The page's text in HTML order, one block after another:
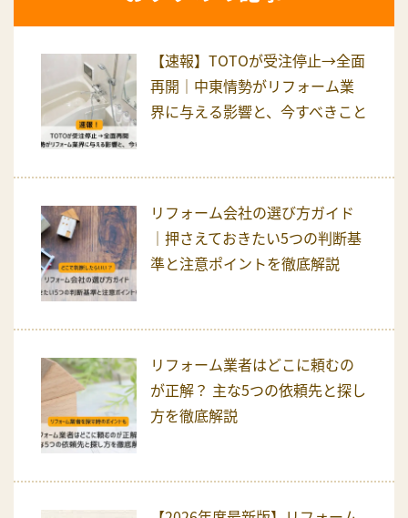
【速報】TOTOが受注停止→全面
再開｜中東情勢がリフォーム業
界に与える影響と、今すべきこと
リフォーム会社の選び方ガイド
｜押さえておきたい5つの判断基
準と注意ポイントを徹底解説
リフォーム業者はどこに頼むの
が正解？ 主な5つの依頼先と探し
方を徹底解説